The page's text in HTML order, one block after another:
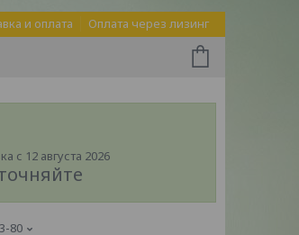
и оплата Оплата через лизинг
с 12 августа 2026
80